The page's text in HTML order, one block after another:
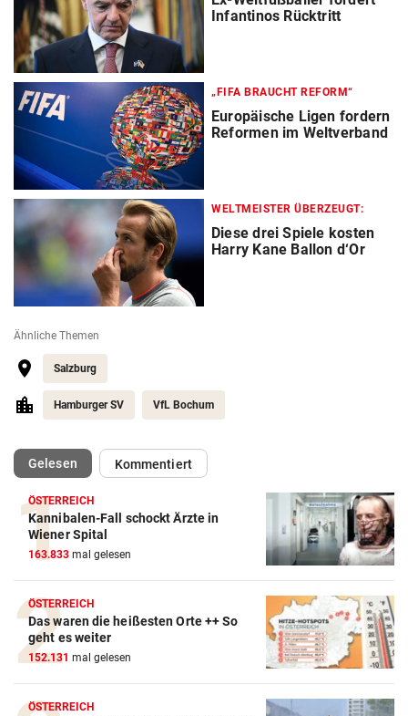
Infantinos Rücktritt
„FIFA BRAUCHT REFORM“
Europäische Ligen fordern
Reformen im Weltverband
WELTMEISTER ÜBERZEUGT:
Diese drei Spiele kosten
Harry Kane Ballon d‘Or
Ähnliche Themen
Salzburg
Hamburger SV VfL Bochum
Gelesen(ausgewählt)Kommentiert
ÖSTERREICH
Kannibalen-Fall schockt Ärzte in
Wiener Spital
163.833 mal gelesen
ÖSTERREICH
Das waren die heißesten Orte ++ So
geht es weiter
152.131 mal gelesen
ÖSTERREICH